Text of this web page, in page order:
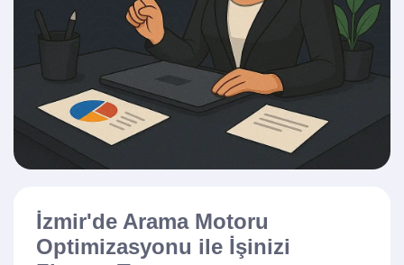
İzmir'de Arama Motoru
Optimizasyonu ile İşinizi